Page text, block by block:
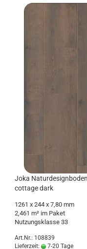
Joka
cot­ta­ge dark
1261 x 244 x 7,80 mm
2,461 m² im Paket
Nut­zungs­klas­se 33
Art.Nr.: 108839
Lieferzeit:
7-20 Tage